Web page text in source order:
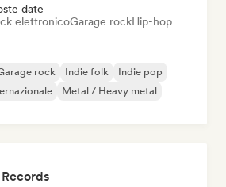
date
elettronicoGarage rockHip-hop
rock Indie folk
Indie pop
Metal / Heavy metal